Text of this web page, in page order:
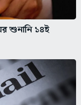
শুনানি ১৪ই